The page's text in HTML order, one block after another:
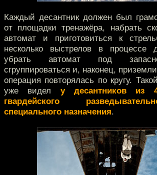
Каждый десантник должен был
от площадки тренажёра, набрать
автомат и приготовиться к
несколько выстрелов в процессе
убрать автомат под
сгруппироваться и, наконец,
операция повторялась по кругу.
уже видел у десантников из
гвардейского
специального назначения.